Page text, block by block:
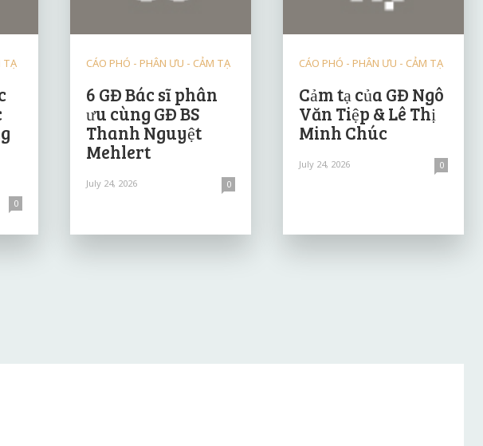
TẠ
0
CÁO PHÓ - PHÂN ƯU - CẢM TẠ
6 GĐ Bác sĩ phân
ưu cùng GĐ BS
Thanh Nguyệt
Mehlert
July 24, 2026 0
CÁO PHÓ - PHÂN ƯU - CẢM TẠ
Cảm tạ của GĐ Ngô
Văn Tiệp & Lê Thị
Minh Chúc
July 24, 2026 0